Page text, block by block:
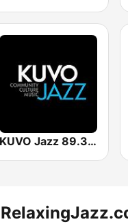
KUVO Jazz 89.3 FM